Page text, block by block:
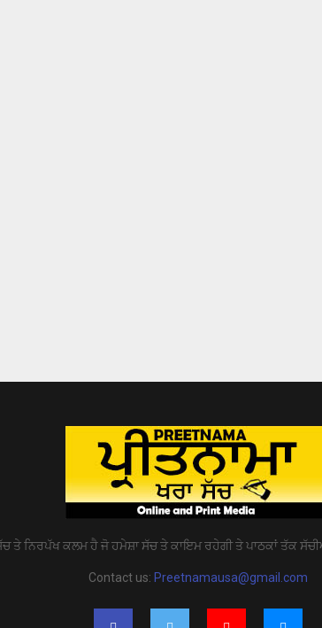
ਤੇ ਨਿਰਪੱਖ ਕਲਮ ਹੈ ਜੋ ਹਮੇਸ਼ਾ ਸੱਚ ਤੇ ਕਾਇਮ ਰਹੇਗੀ ਤੇ ਪਾਠਕਾਂ ਤੱਕ
Contact us: Preetnamausa@gmail.com